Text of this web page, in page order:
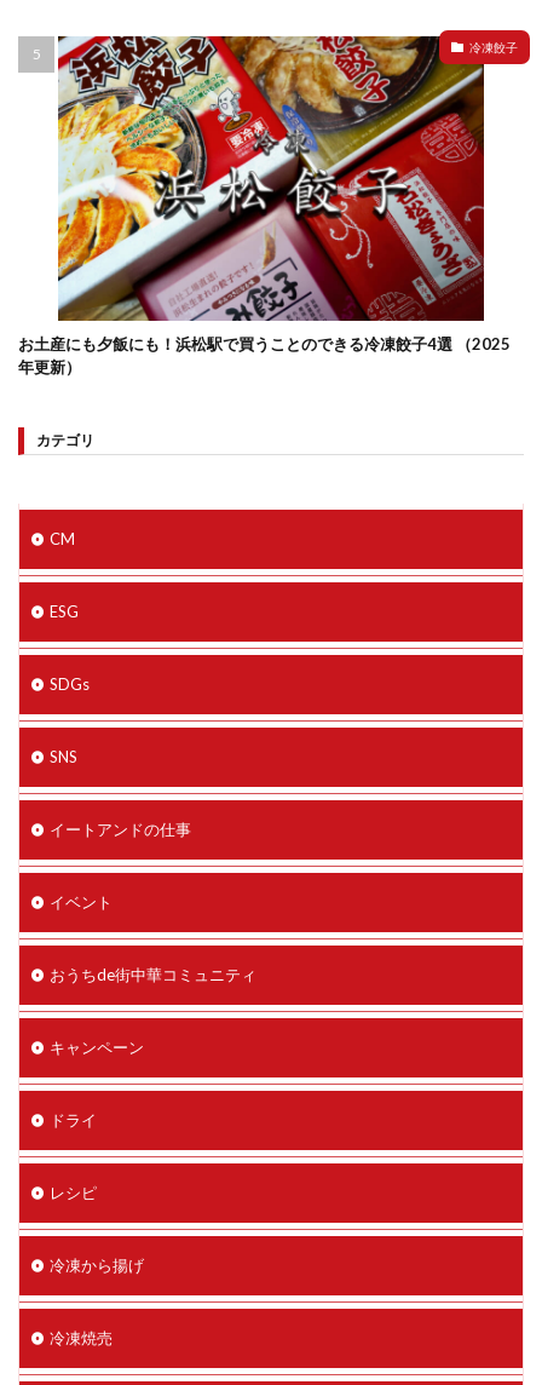
冷凍餃子
お土産にも夕飯にも！浜松駅で買うことのできる冷凍餃子4選 （2025
年更新）
カテゴリ
CM
ESG
SDGs
SNS
イートアンドの仕事
イベント
おうちde街中華コミュニティ
キャンペーン
ドライ
レシピ
冷凍から揚げ
冷凍焼売